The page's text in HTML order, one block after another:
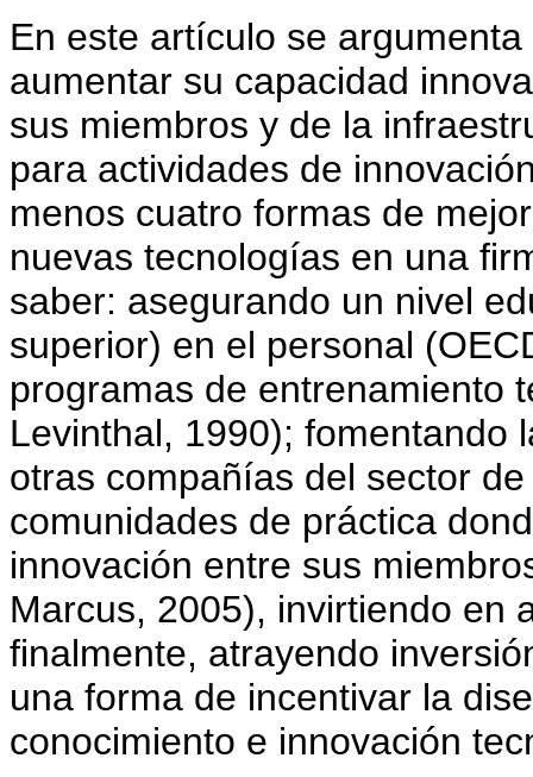
En este artículo se
aumentar su capacidad
sus miembros y de la
para actividades de
menos cuatro formas de
nuevas tecnologías en una
saber: asegurando un nivel
superior) en el personal
programas de entrenamiento
Levinthal, 1990); fomentando
otras compañías del sector
comunidades de práctica
innovación entre sus
Marcus, 2005), invirtiendo en
finalmente, atrayendo
una forma de incentivar la
conocimiento e innovación